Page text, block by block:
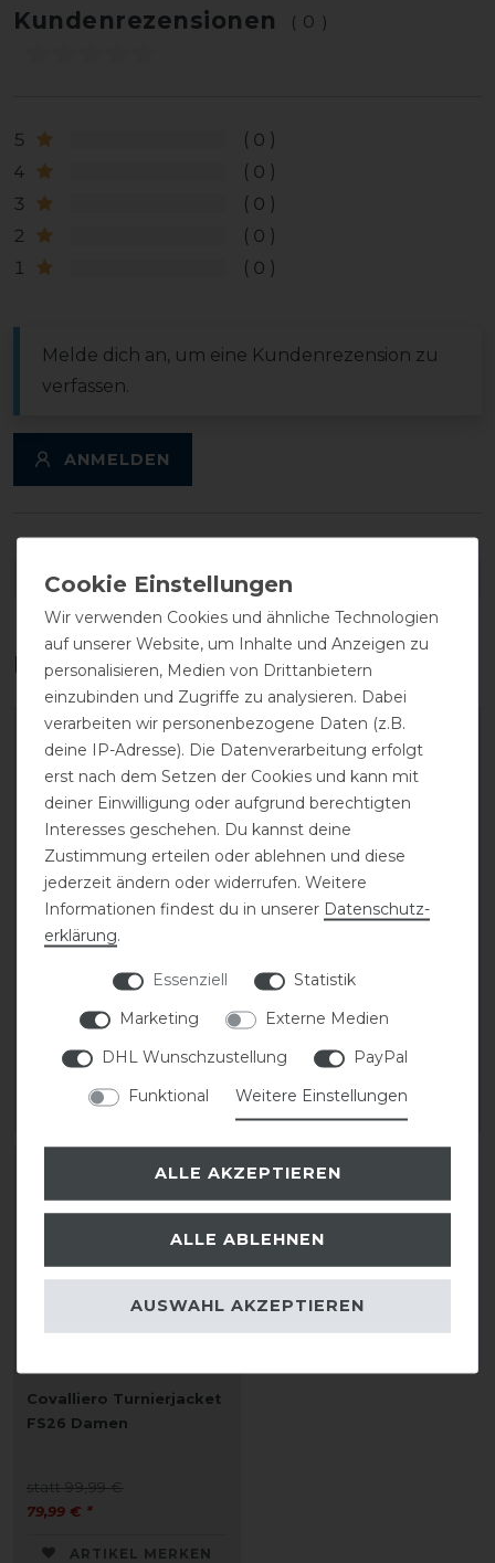
Kundenrezensionen (0)
5
0
4
0
3
0
2
0
1
0
Melde dich an, um eine Kundenrezension zu
verfassen.
ANMELDEN
DETAILS ZUR PRODUKTSICHERHEIT
Das perfekte Zubehör für dich
-20%
FS26 Damen
statt 99,99 €
79,99 € *
ARTIKEL MERKEN
-20%
statt 14,99 €
11,99 € *
Covalliero Turnierjacket
FS26 Damen
statt 99,99 €
79,99 € *
ARTIKEL MERKEN
Wir verwenden Cookies und ähnliche Technologien
auf unserer Website, um Inhalte und Anzeigen zu
personalisieren, Medien von Drittanbietern
einzubinden und Zugriffe zu analysieren. Dabei
verarbeiten wir personenbezogene Daten (z.B.
deine IP-Adresse). Die Datenverarbeitung erfolgt
erst nach dem Setzen der Cookies und kann mit
deiner Einwilligung oder aufgrund berechtigten
Interesses geschehen. Du kannst deine
Zustimmung erteilen oder ablehnen und diese
jederzeit ändern oder widerrufen. Weitere
Informationen findest du in unserer Daten­schutz­
erklärung.
Essenziell
Statistik
Marketing
Externe Medien
DHL Wunschzustellung
PayPal
Funktional
Weitere Einstellungen
ALLE AKZEPTIEREN
ALLE ABLEHNEN
AUSWAHL AKZEPTIEREN